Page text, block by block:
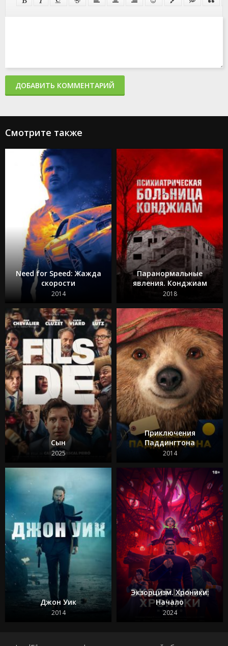
ДОБАВИТЬ КОММЕНТАРИЙ
Смотрите также
Need for Speed: Жажда
скорости
2014
Паранормальные
явления. Конджиам
2018
Сын
2025
Приключения
Паддингтона
2014
Джон Уик
2014
Экзорцизм. Хроники:
Начало
2024